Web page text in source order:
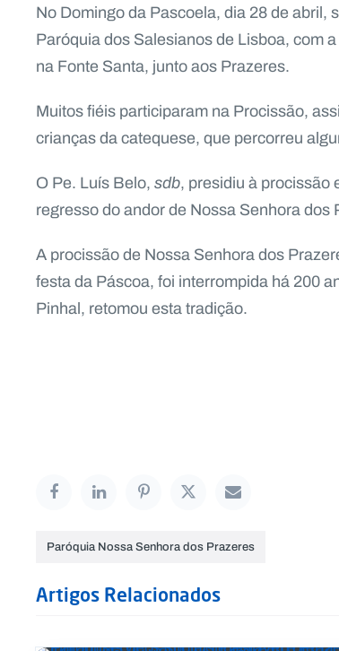
No Domingo da Pascoela, dia 28 de
Paróquia dos Salesianos de Lisboa, com
na Fonte Santa, junto aos Prazeres.
Muitos fiéis participaram na Procissão,
crianças da catequese, que percorreu
O Pe. Luís Belo,sdb, presidiu à procissão
regresso do andor de Nossa Senhora
A procissão de Nossa Senhora dos
festa da Páscoa, foi interrompida há 200
Pinhal, retomou esta tradição.
Paróquia Nossa Senhora dos Prazeres
Artigos Relacionados